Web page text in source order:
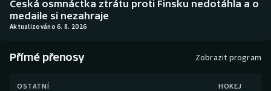
Box
Curling
Dostihy
Česká osmnáctka ztrátu proti Finsku nedotáhla a o
medaile si nezahraje
Aktualizováno 6. 8. 2026
Přímé přenosy Zobrazit program
OSTATNÍ HOKEJ